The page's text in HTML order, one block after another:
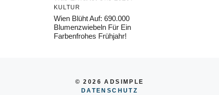
KULTUR
Wien Blüht Auf: 690.000
Blumenzwiebeln Für Ein
Farbenfrohes Frühjahr!
© 2026 ADSIMPLE
DATENSCHUTZ